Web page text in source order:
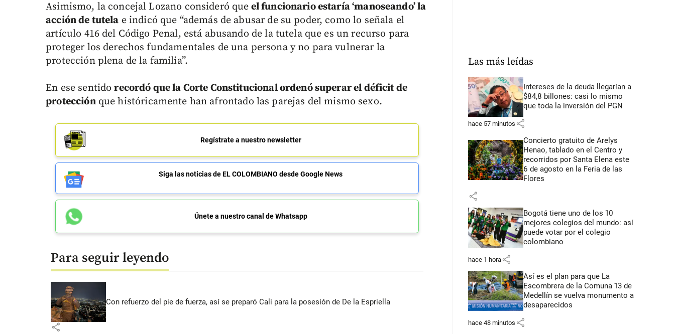
Asimismo, la concejal Lozano consideró que el funcionario estaría ‘manoseando’ la
acción de tutela e indicó que “además de abusar de su poder, como lo señala el
artículo 416 del Código Penal, está abusando de la tutela que es un recurso para
proteger los derechos fundamentales de una persona y no para vulnerar la
protección plena de la familia”.
En ese sentidorecordó que la Corte Constitucional ordenó superar el déficit de
protecciónque históricamente han afrontado las parejas del mismo sexo.
Regístrate a nuestro newsletter
Siga las noticias de EL COLOMBIANO desde Google News
Únete a nuestro canal de Whatsapp
Para seguir leyendo
Con refuerzo del pie de fuerza, así se preparó Cali para la posesión de De la Espriella
share
Las más leídas
Intereses de la deuda llegarían a
$84,8 billones: casi lo mismo
que toda la inversión del PGN
hace 57 minutos share
Concierto gratuito de Arelys
Henao, tablado en el Centro y
recorridos por Santa Elena este
6 de agosto en la Feria de las
Flores
share
Bogotá tiene uno de los 10
mejores colegios del mundo: así
puede votar por el colegio
colombiano
hace 1 hora share
Así es el plan para que La
Escombrera de la Comuna 13 de
Medellín se vuelva monumento a
desaparecidos
hace 48 minutos share